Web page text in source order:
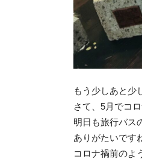
もう少しあと少
さて、5月でコ
明日も旅行バス
ありがたいです
コロナ禍前のよ